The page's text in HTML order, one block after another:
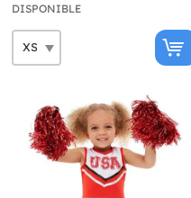
DISPONIBLE